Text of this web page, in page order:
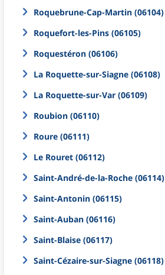
Roquebrune-Cap-Martin (06104)
Roquefort-les-Pins (06105)
Roquestéron (06106)
La Roquette-sur-Siagne (06108)
La Roquette-sur-Var (06109)
Roubion (06110)
Roure (06111)
Le Rouret (06112)
Saint-André-de-la-Roche (06114)
Saint-Antonin (06115)
Saint-Auban (06116)
Saint-Blaise (06117)
Saint-Cézaire-sur-Siagne (06118)